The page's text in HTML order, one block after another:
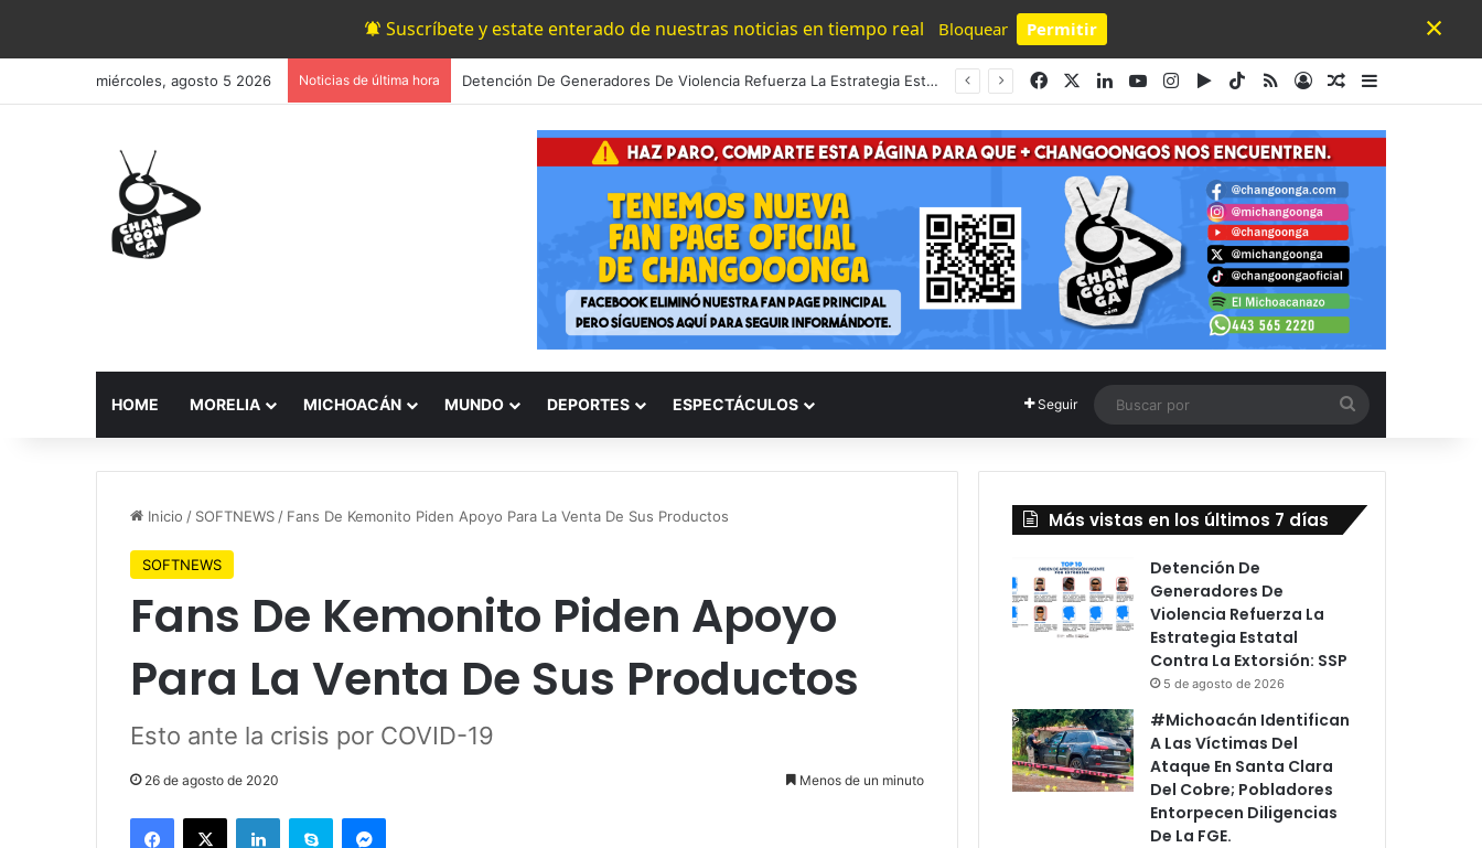
Suscríbete y estate enterado de nuestras noticias en tiempo real Bloquear Permitir
Powered by SendPulse
×
miércoles, agosto 5 2026 Noticias de última hora Detención De Generadores De Violencia Refuerza La Estrategia Estatal Contra La Extorsión: SSP FacebookLinkedInYouTubeInstagram
Google Play
TikTok
RSSAccesoPublicación al
Barra lateral
HOME MORELIA MICHOACÁN MUNDO DEPORTES ESPECTÁCULOS Seguir
por
Inicio / SOFTNEWS / Fans De Kemonito Piden Apoyo Para La Venta De Sus Productos
SOFTNEWS
Fans De Kemonito Piden Apoyo
Para La Venta De Sus Productos
Esto ante la crisis por COVID-19
26 de agosto de 2020 Menos de un minuto
Facebook
X LinkedInSkype Messenger
Más vistas en los últimos 7 días
Detención De
Generadores De
Violencia Refuerza La
Estrategia Estatal
Contra La Extorsión: SSP
5 de agosto de 2026
#Michoacán Identifican
A Las Víctimas Del
Ataque En Santa Clara
Del Cobre; Pobladores
Entorpecen Diligencias
De La FGE.